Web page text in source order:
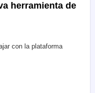
herramienta de
con la plataforma